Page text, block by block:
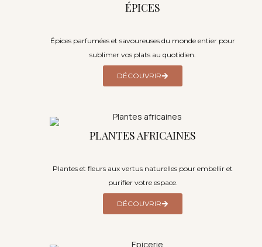
ÉPICES
Épices parfumées et savoureuses du monde entier pour
sublimer vos plats au quotidien.
DÉCOUVRIR
PLANTES AFRICAINES
Plantes et fleurs aux vertus naturelles pour embellir et
purifier votre espace.
DÉCOUVRIR